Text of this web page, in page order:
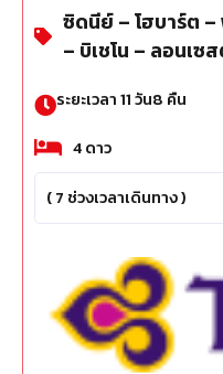
ซิดนีย์ – โฮบาร์ต –
– บิเชโน – ลอนเซ
ระยะเวลา11วัน8 คืน
4ดาว
(7 ช่วงเวลาเดินทาง )